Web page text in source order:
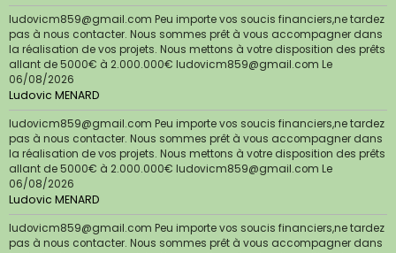
ludovicm859@gmail.com Peu importe vos soucis financiers,ne tardez
pas à nous contacter. Nous sommes prêt à vous accompagner dans
la réalisation de vos projets. Nous mettons à votre disposition des prêts
allant de 5000€ à 2.000.000€ ludovicm859@gmail.com Le
06/08/2026
Ludovic MENARD
ludovicm859@gmail.com Peu importe vos soucis financiers,ne tardez
pas à nous contacter. Nous sommes prêt à vous accompagner dans
la réalisation de vos projets. Nous mettons à votre disposition des prêts
allant de 5000€ à 2.000.000€ ludovicm859@gmail.com Le
06/08/2026
Ludovic MENARD
ludovicm859@gmail.com Peu importe vos soucis financiers,ne tardez
pas à nous contacter. Nous sommes prêt à vous accompagner dans